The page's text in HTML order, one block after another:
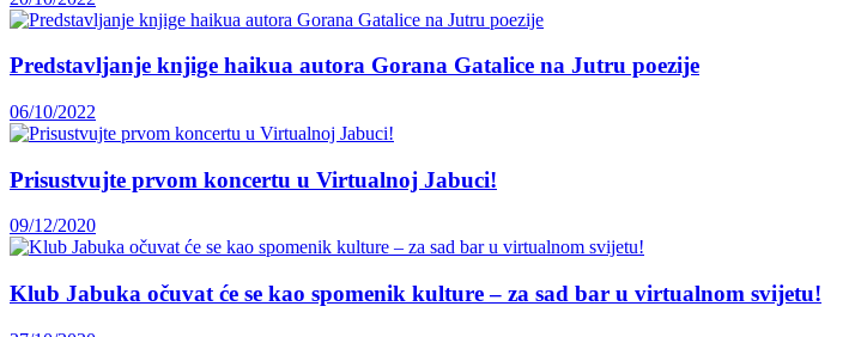
Predstavljanje knjige haikua autora Gorana Gatalice na Jutru poezije
06/10/2022
Prisustvujte prvom koncertu u Virtualnoj Jabuci!
09/12/2020
Klub Jabuka očuvat će se kao spomenik kulture – za sad bar u virtualnom svijetu!